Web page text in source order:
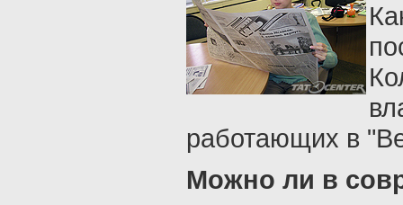
работающих в
Можно ли в